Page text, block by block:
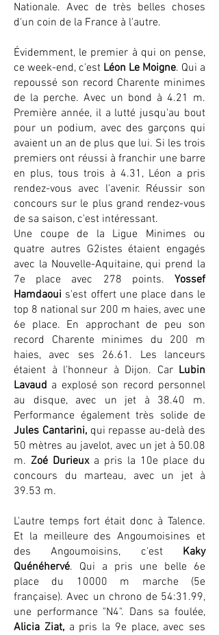
Nationale. Avec de très belles choses
d'un coin de la France à l'autre.
Évidemment, le premier à qui on pense,
ce week-end, c'est Léon Le Moigne. Qui a
repoussé son record Charente minimes
de la perche. Avec un bond à 4.21 m.
Première année, il a lutté jusqu'au bout
pour un podium, avec des garçons qui
avaient un an de plus que lui. Si les trois
premiers ont réussi à franchir une barre
en plus, tous trois à 4.31, Léon a pris
rendez-vous avec l'avenir. Réussir son
concours sur le plus grand rendez-vous
de sa saison, c'est intéressant.
Une coupe de la Ligue Minimes ou
quatre autres G2istes étaient engagés
avec la Nouvelle-Aquitaine, qui prend la
7e place avec 278 points. Yossef
Hamdaoui s'est offert une place dans le
top 8 national sur 200 m haies, avec une
6e place. En approchant de peu son
record Charente minimes du 200 m
haies, avec ses 26.61. Les lanceurs
étaient à l'honneur à Dijon. Car Lubin
Lavaud a explosé son record personnel
au disque, avec un jet à 38.40 m.
Performance également très solide de
Jules Cantarini,qui repasse au-delà des
50 mètres au javelot, avec un jet à 50.08
m. Zoé Durieuxa pris la 10e place du
concours du marteau, avec un jet à
39.53 m.
L'autre temps fort était donc à Talence.
Et la meilleure des Angoumoisines et
des Angoumoisins, c'est Kaky
Quénéhervé. Qui a pris une belle 6e
place du 10000 m marche (5e
française). Avec un chrono de 54:31.99,
une performance "N4". Dans sa foulée,
Alicia Ziat,a pris la 9e place, avec ses